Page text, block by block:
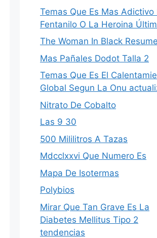
Temas Que Es Mas Adictivo
Fentanilo O La Heroina
The Woman In Black
Mas Pañales Dodot Talla 2
Temas Que Es El
Global Segun La Onu
Nitrato De Cobalto
Las 9 30
500 Mililitros A Tazas
Mdcclxxvi Que Numero Es
Mapa De Isotermas
Polybios
Mirar Que Tan Grave Es La
Diabetes Mellitus Tipo 2
tendencias